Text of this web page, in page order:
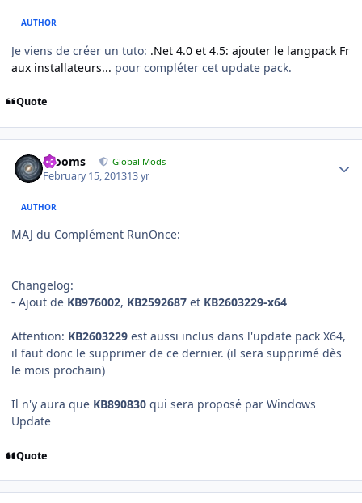
AUTHOR
Je viens de créer un tuto: .Net 4.0 et 4.5: ajouter le langpack Fr
aux installateurs... pour compléter cet update pack.
Quote
mooms Global Mods
February 15, 201313 yr
AUTHOR
MAJ du Complément RunOnce:
Changelog:
- Ajout de KB976002, KB2592687 et KB2603229-x64
Attention: KB2603229 est aussi inclus dans l'update pack X64,
il faut donc le supprimer de ce dernier. (il sera supprimé dès
le mois prochain)
Il n'y aura que KB890830 qui sera proposé par Windows
Update
Quote